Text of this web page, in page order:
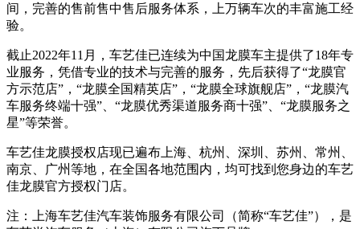
间，完善的售前售中售后服务体系，上万辆车次的丰富施工经
验。
截止2022年11月，车艺佳已连续为中国龙膜车主提供了18年专
业服务，凭借专业的技术与完善的服务，先后获得了“龙膜官
方示范店”，“龙膜全国精英店”，“龙膜全球旗舰店”，“龙膜汽
车服务终端十强”、“龙膜优秀渠道服务商十强”、“龙膜服务之
星”等荣誉。
车艺佳龙膜授权店现已遍布上海、杭州、深圳、苏州、常州、
南京、广州等地，在全国各地范围内，均可找到您身边的车艺
佳龙膜官方授权门店。
注：上海车艺佳汽车装饰服务有限公司（简称“车艺佳”），是